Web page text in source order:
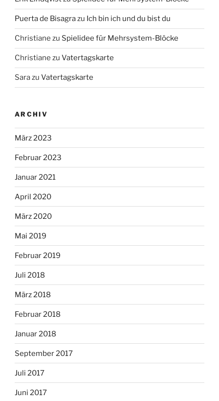
Puerta de Bisagrazu Ich bin ich und du bist du
Christiane zu Spielidee für Mehrsystem-Blöcke
Christiane zu Vatertagskarte
Sarazu Vatertagskarte
ARCHIV
März 2023
Februar 2023
Januar 2021
April 2020
März 2020
Mai 2019
Februar 2019
Juli 2018
März 2018
Februar 2018
Januar 2018
September 2017
Juli 2017
Juni 2017